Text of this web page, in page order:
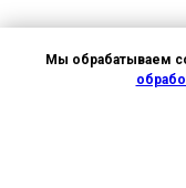
Мы обрабатываем